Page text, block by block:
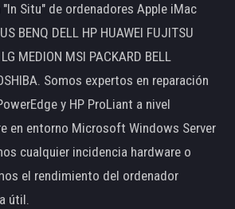
"In Situ" de ordenadores Apple iMac
BENQ DELL HP HUAWEI FUJITSU
MEDION MSI PACKARD BELL
Somos expertos en reparación
y HP ProLiant a nivel
en entorno Microsoft Windows Server
cualquier incidencia hardware o
el rendimiento del ordenador
útil.